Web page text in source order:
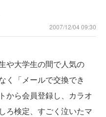
2007/12/04 09:30
や大学生の間で人気の
く「メールで交換でき
から会員登録し、カラオ
ろ検定、すごく泣いたマ